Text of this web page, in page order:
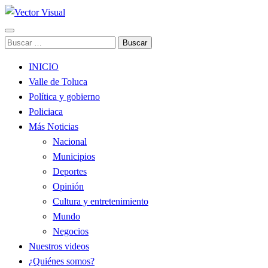
Vector Visual
Noticias y Producción Audiovisual
Buscar:
INICIO
Valle de Toluca
Política y gobierno
Policiaca
Más Noticias
Nacional
Municipios
Deportes
Opinión
Cultura y entretenimiento
Mundo
Negocios
Nuestros videos
¿Quiénes somos?